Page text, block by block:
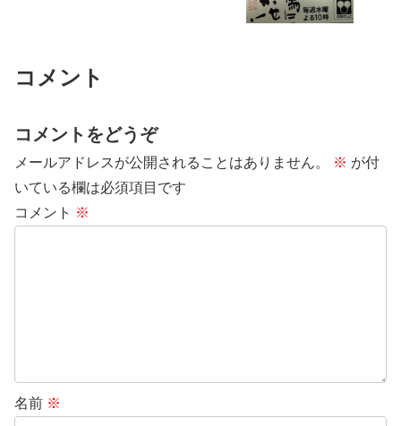
コメント
コメントをどうぞ
メールアドレスが公開されることはありません。 ※ が付
いている欄は必須項目です
コメント ※
名前 ※